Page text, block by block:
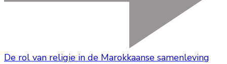
De rol van religie in de Marokkaanse samenleving